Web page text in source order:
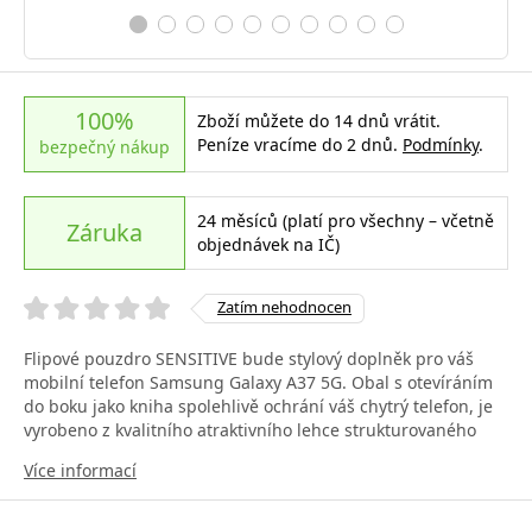
100%
bezpečný nákup
Zboží můžete do 14 dnů vrátit.
Peníze vracíme do 2 dnů. Podmínky.
Záruka
24 měsíců (platí pro všechny – včetně
objednávek na IČ)
Zatím nehodnocen
Flipové pouzdro SENSITIVE bude stylový doplněk pro váš
mobilní telefon Samsung Galaxy A37 5G. Obal s otevíráním
do boku jako kniha spolehlivě ochrání váš chytrý telefon, je
vyrobeno z kvalitního atraktivního lehce strukturovaného
Více informací